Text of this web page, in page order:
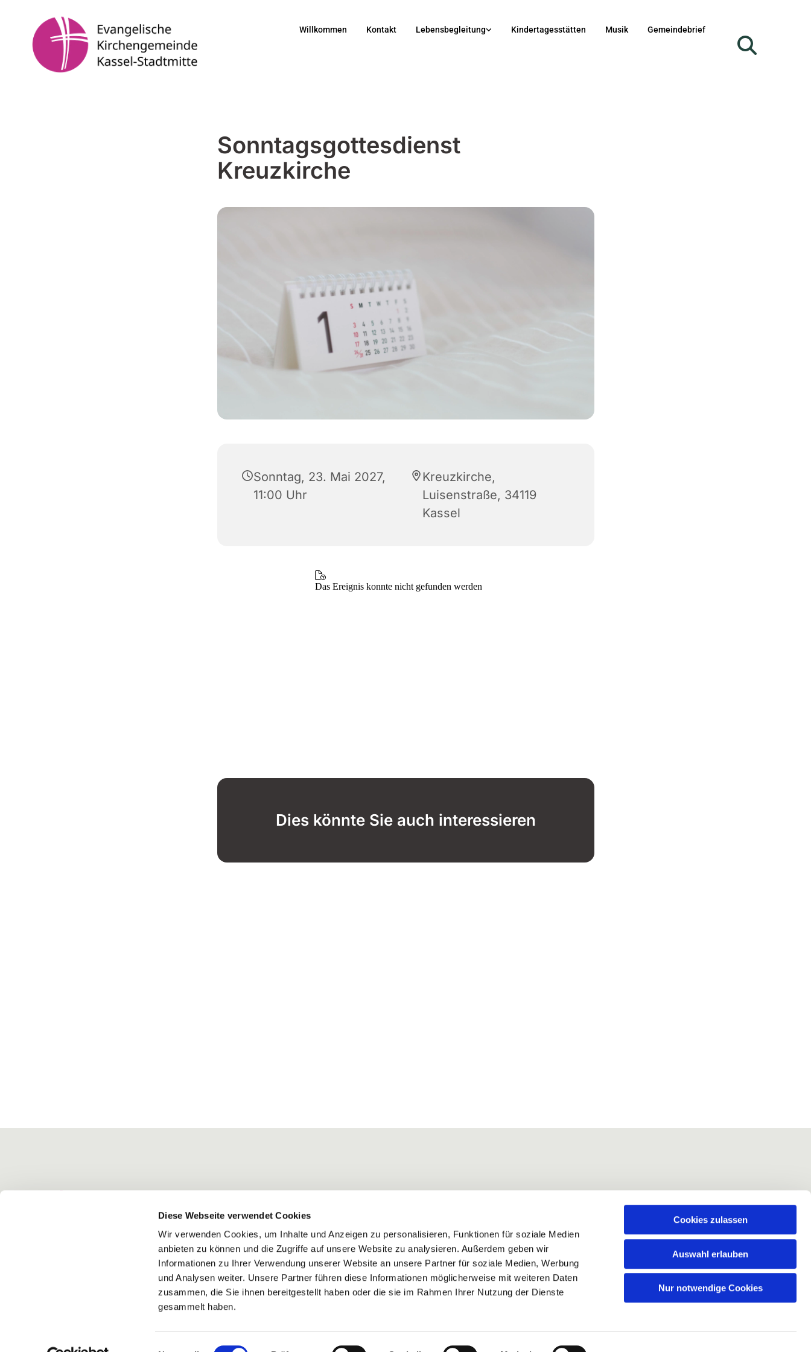
Diese Webseite verwendet Cookies
Wir verwenden Cookies, um Inhalte und Anzeigen zu personalisieren, Funktionen für soziale Medien
anbieten zu können und die Zugriffe auf unsere Website zu analysieren. Außerdem geben wir
Informationen zu Ihrer Verwendung unserer Website an unsere Partner für soziale Medien, Werbung
und Analysen weiter. Unsere Partner führen diese Informationen möglicherweise mit weiteren Daten
zusammen, die Sie ihnen bereitgestellt haben oder die sie im Rahmen Ihrer Nutzung der Dienste
gesammelt haben.
Einwilligungsauswahl
Cookies zulassen
Auswahl erlauben
Nur notwendige Cookies
Willkommen Kontakt Lebensbegleitung Kindertagesstätten Musik Gemeindebrief
Sonntagsgottesdienst
Kreuzkirche
Sonntag, 23. Mai 2027,
11:00 Uhr
Kreuzkirche,
Luisenstraße, 34119
Kassel
Dies könnte Sie auch interessieren